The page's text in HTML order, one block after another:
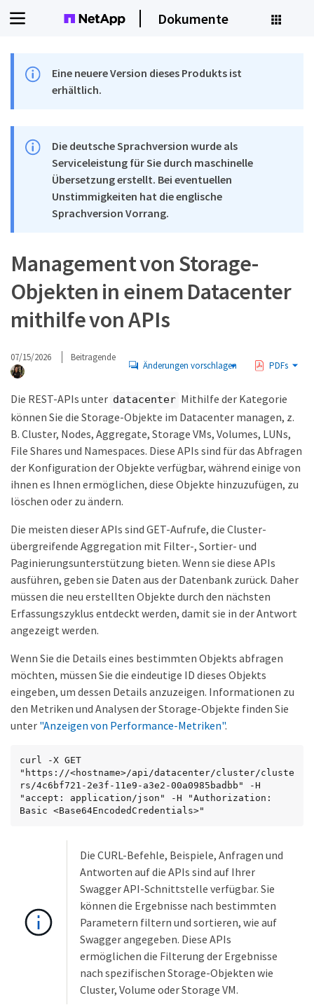
Dokumente
Eine neuere Version dieses Produkts ist
erhältlich.
Die deutsche Sprachversion wurde als
Serviceleistung für Sie durch maschinelle
Übersetzung erstellt. Bei eventuellen
Unstimmigkeiten hat die englische
Sprachversion Vorrang.
Management von Storage-
Objekten in einem Datacenter
mithilfe von APIs
07/15/2026 Beitragende
Änderungen vorschlagen PDFs
Die REST-APIs unter datacenter Mithilfe der Kategorie
können Sie die Storage-Objekte im Datacenter managen, z.
B. Cluster, Nodes, Aggregate, Storage VMs, Volumes, LUNs,
File Shares und Namespaces. Diese APIs sind für das Abfragen
der Konfiguration der Objekte verfügbar, während einige von
ihnen es Ihnen ermöglichen, diese Objekte hinzuzufügen, zu
löschen oder zu ändern.
Die meisten dieser APIs sind GET-Aufrufe, die Cluster-
übergreifende Aggregation mit Filter-, Sortier- und
Paginierungsunterstützung bieten. Wenn sie diese APIs
ausführen, geben sie Daten aus der Datenbank zurück. Daher
müssen die neu erstellten Objekte durch den nächsten
Erfassungszyklus entdeckt werden, damit sie in der Antwort
angezeigt werden.
Wenn Sie die Details eines bestimmten Objekts abfragen
möchten, müssen Sie die eindeutige ID dieses Objekts
eingeben, um dessen Details anzuzeigen. Informationen zu
den Metriken und Analysen der Storage-Objekte finden Sie
unter "Anzeigen von Performance-Metriken".
curl -X GET
"https://<hostname>/api/datacenter/cluster/cluste
rs/4c6bf721-2e3f-11e9-a3e2-00a0985badbb" -H
"accept: application/json" -H "Authorization:
Basic <Base64EncodedCredentials>"
Die CURL-Befehle, Beispiele, Anfragen und
Antworten auf die APIs sind auf Ihrer
Swagger API-Schnittstelle verfügbar. Sie
können die Ergebnisse nach bestimmten
Parametern filtern und sortieren, wie auf
Swagger angegeben. Diese APIs
ermöglichen die Filterung der Ergebnisse
nach spezifischen Storage-Objekten wie
Cluster, Volume oder Storage VM.